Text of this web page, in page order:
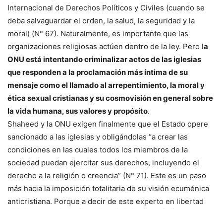
Internacional de Derechos Políticos y Civiles (cuando se
deba salvaguardar el orden, la salud, la seguridad y la
moral) (N° 67). Naturalmente, es importante que las
organizaciones religiosas actúen dentro de la ley. Pero la
ONU está intentando criminalizar actos de las iglesias
que responden a la proclamación más íntima de su
mensaje como el llamado al arrepentimiento, la moral y
ética sexual cristianas y su cosmovisión en general sobre
la vida humana, sus valores y propósito.
Shaheed y la ONU exigen finalmente que el Estado opere
sancionado a las iglesias y obligándolas “a crear las
condiciones en las cuales todos los miembros de la
sociedad puedan ejercitar sus derechos, incluyendo el
derecho a la religión o creencia” (N° 71). Este es un paso
más hacia la imposición totalitaria de su visión ecuménica
anticristiana. Porque a decir de este experto en libertad